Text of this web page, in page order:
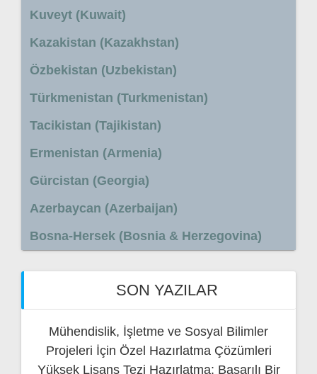
Kuveyt (Kuwait)
Kazakistan (Kazakhstan)
Özbekistan (Uzbekistan)
Türkmenistan (Turkmenistan)
Tacikistan (Tajikistan)
Ermenistan (Armenia)
Gürcistan (Georgia)
Azerbaycan (Azerbaijan)
Bosna-Hersek (Bosnia & Herzegovina)
SON YAZILAR
Mühendislik, İşletme ve Sosyal Bilimler
Projeleri İçin Özel Hazırlatma Çözümleri
Yüksek Lisans Tezi Hazırlatma: Başarılı Bir